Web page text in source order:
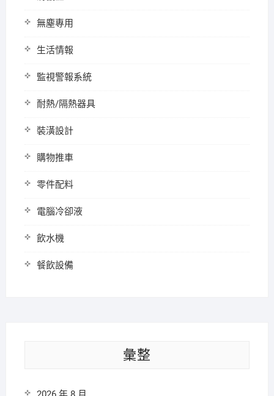
無塵專用
生活情報
監視警報系統
耐熱/隔熱器具
裝潢設計
購物推車
零件配料
電腦冷卻液
飲水機
餐飲設備
彙整